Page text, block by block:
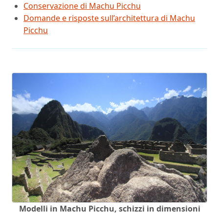
Conservazione di Machu Picchu
Domande e risposte sull’architettura di Machu
Picchu
Modelli in Machu Picchu, schizzi in dimensioni